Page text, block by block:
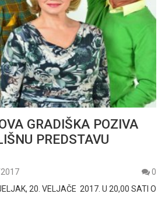
GRADIŠKA POZIVA
PREDSTAVU
0
20. VELJAČE 2017. U 20,00 SATI O